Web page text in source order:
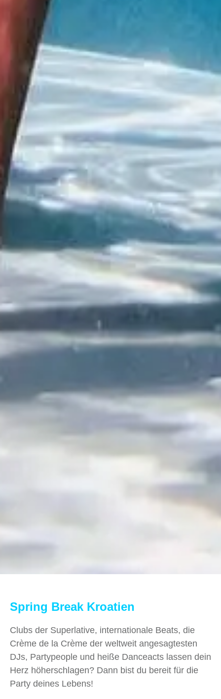
Spring Break Kroatien
Clubs der Superlative, internationale Beats, die
Crème de la Crème der weltweit angesagtesten
DJs, Partypeople und heiße Danceacts lassen dein
Herz höherschlagen? Dann bist du bereit für die
Party deines Lebens!